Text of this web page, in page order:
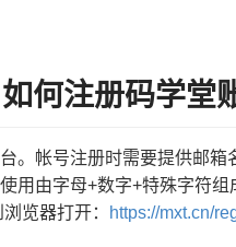
如何注册码学堂
。帐号注册时需要提供邮箱
用由字母+数字+特殊字符组
览器打开： https://mxt.cn/